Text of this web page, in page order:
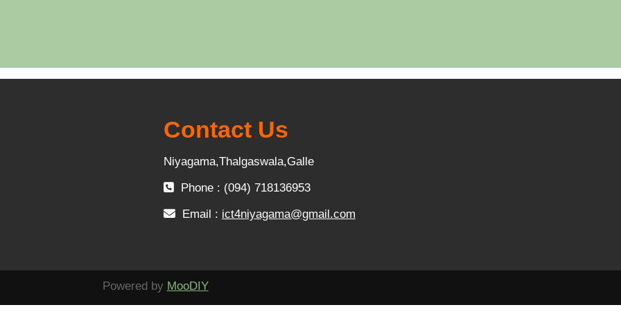
Contact Us
Niyagama,Thalgaswala,Galle
Phone : (094) 718136953
Email : ict4niyagama@gmail.com
Powered by MooDIY